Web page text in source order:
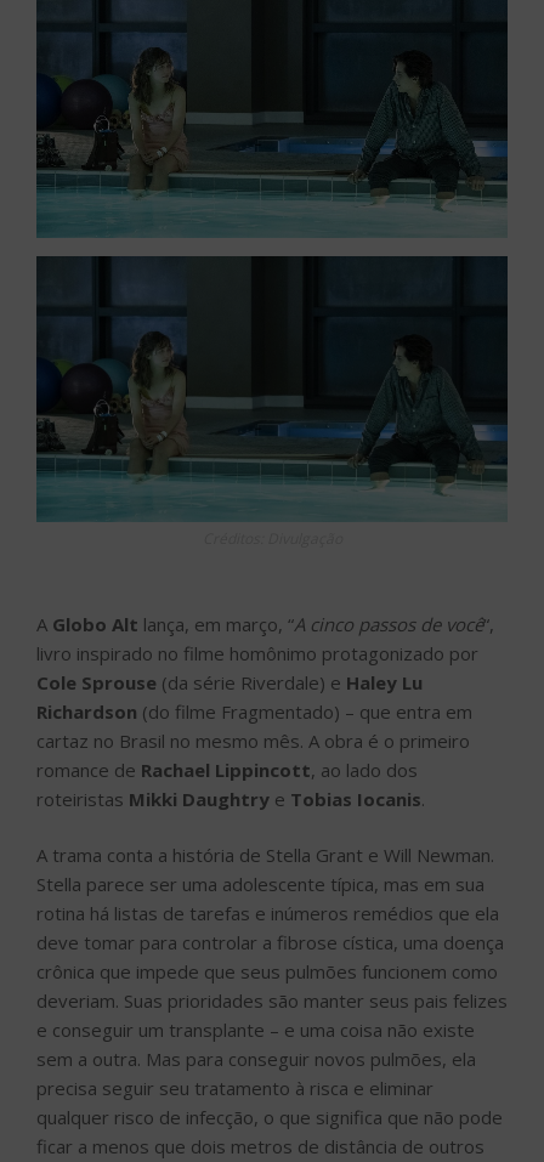
A Globo Alt lança, em março, “A cinco passos de você“,
livro inspirado no filme homônimo protagonizado por
Cole Sprouse (da série Riverdale) e Haley Lu
Richardson (do filme Fragmentado) – que entra em
cartaz no Brasil no mesmo mês. A obra é o primeiro
romance de Rachael Lippincott, ao lado dos
roteiristas Mikki Daughtry e Tobias Iocanis.
A trama conta a história de Stella Grant e Will Newman.
Stella parece ser uma adolescente típica, mas em sua
rotina há listas de tarefas e inúmeros remédios que ela
deve tomar para controlar a fibrose cística, uma doença
crônica que impede que seus pulmões funcionem como
deveriam. Suas prioridades são manter seus pais felizes
e conseguir um transplante – e uma coisa não existe
sem a outra. Mas para conseguir novos pulmões, ela
precisa seguir seu tratamento à risca e eliminar
qualquer risco de infecção, o que significa que não pode
ficar a menos que dois metros de distância de outros